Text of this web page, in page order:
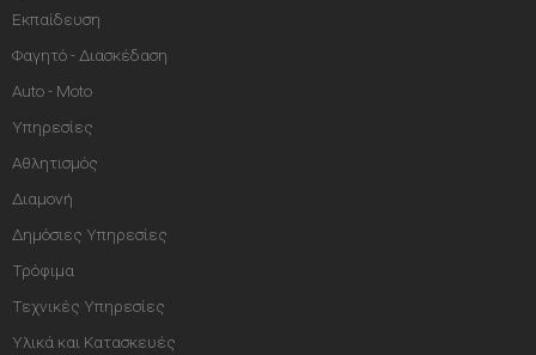
Εκπαίδευση
Φαγητό - Διασκέδαση
Auto - Moto
Υπηρεσίες
Αθλητισμός
Διαμονή
Δημόσιες Υπηρεσίες
Τρόφιμα
Τεχνικές Υπηρεσίες
Υλικά και Κατασκευές